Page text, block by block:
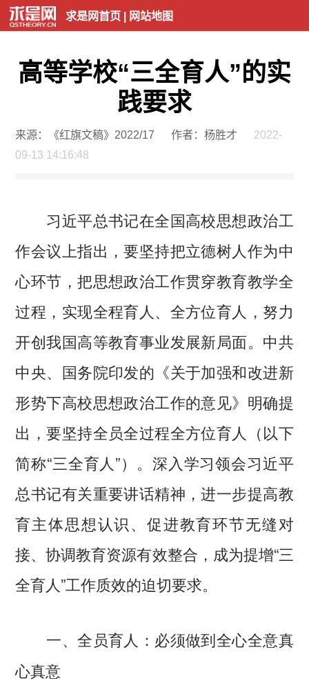
求是网首页| 网站地图
高等学校“三全育人”的实
践要求
来源：《红旗文稿》2022/17 作者：杨胜才
2022-
09-13 14:16:48
习近平总书记在全国高校思想政治工
作会议上指出，要坚持把立德树人作为中
心环节，把思想政治工作贯穿教育教学全
过程，实现全程育人、全方位育人，努力
开创我国高等教育事业发展新局面。中共
中央、国务院印发的《关于加强和改进新
形势下高校思想政治工作的意见》明确提
出，要坚持全员全过程全方位育人（以下
简称“三全育人”）。深入学习领会习近平
总书记有关重要讲话精神，进一步提高教
育主体思想认识、促进教育环节无缝对
接、协调教育资源有效整合，成为提增“三
全育人”工作质效的迫切要求。
一、全员育人：必须做到全心全意真
心真意